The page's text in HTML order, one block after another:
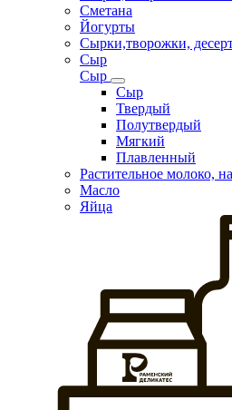
Сметана
Йогурты
Сырки,творожки,
Сыр
Сыр
Сыр
Твердый
Полутвердый
Мягкий
Плавленный
Растительное молоко,
Масло
Яйца